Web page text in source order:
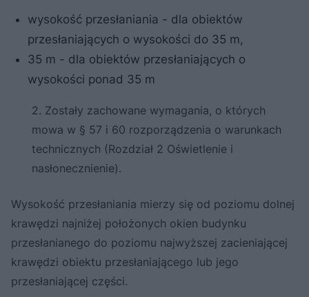
wysokość przesłaniania - dla obiektów
przesłaniających o wysokości do 35 m,
35 m - dla obiektów przesłaniających o
wysokości ponad 35 m
2. Zostały zachowane wymagania, o których
mowa w § 57 i 60 rozporządzenia o warunkach
technicznych (Rozdział 2 Oświetlenie i
nasłonecznienie).
Wysokość przesłaniania mierzy się od poziomu dolnej
krawędzi najniżej położonych okien budynku
przesłanianego do poziomu najwyższej zacieniającej
krawędzi obiektu przesłaniającego lub jego
przesłaniającej części.